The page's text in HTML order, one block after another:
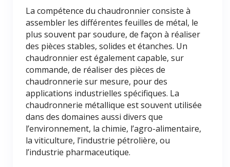
La compétence du chaudronnier consiste à
assembler les différentes feuilles de métal, le
plus souvent par soudure, de façon à réaliser
des pièces stables, solides et étanches. Un
chaudronnier est également capable, sur
commande, de réaliser des pièces de
chaudronnerie sur mesure, pour des
applications industrielles spécifiques. La
chaudronnerie métallique est souvent utilisée
dans des domaines aussi divers que
l’environnement, la chimie, l’agro-alimentaire,
la viticulture, l’industrie pétrolière, ou
l’industrie pharmaceutique.